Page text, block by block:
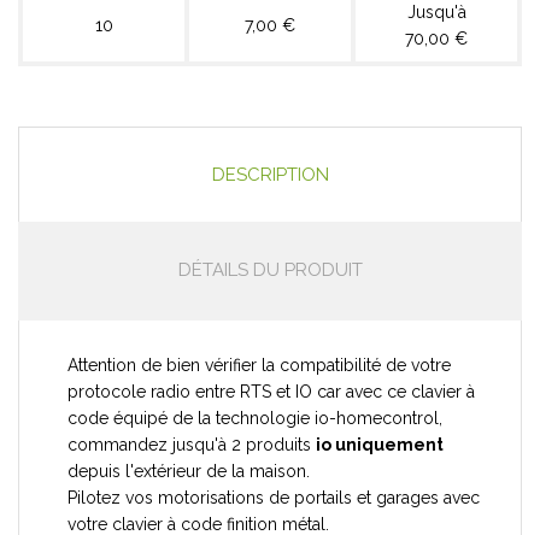
10 7,00 €
Jusqu'à
70,00 €
DESCRIPTION
DÉTAILS DU PRODUIT
Attention de bien vérifier la compatibilité de votre
protocole radio entre RTS et IO car avec ce clavier à
code équipé de la technologie io-homecontrol,
commandez jusqu'à 2 produits io uniquement
depuis l'extérieur de la maison.
Pilotez vos motorisations de portails et garages avec
votre clavier à code finition métal.